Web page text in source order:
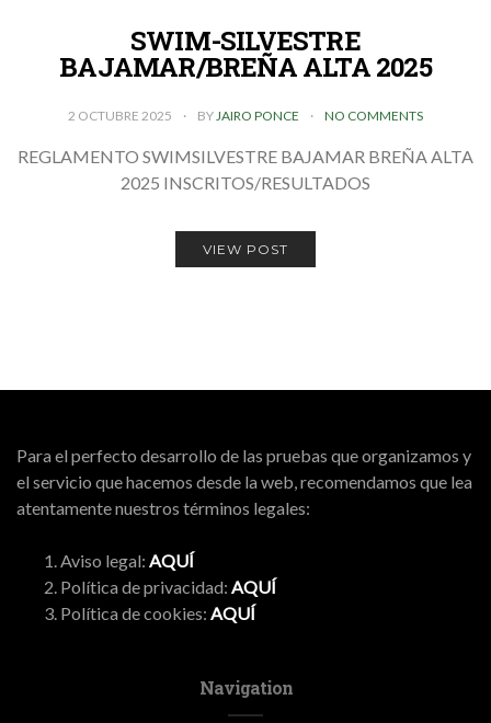
SWIM-SILVESTRE
BAJAMAR/BREÑA ALTA 2025
2 OCTUBRE 2025 BY JAIRO PONCE NO COMMENTS
REGLAMENTO SWIMSILVESTRE BAJAMAR BREÑA ALTA
2025 INSCRITOS/RESULTADOS
VIEW POST
Para el perfecto desarrollo de las pruebas que organizamos y
el servicio que hacemos desde la web, recomendamos que lea
atentamente nuestros términos legales:
Aviso legal: AQUÍ
Política de privacidad: AQUÍ
Política de cookies: AQUÍ
Navigation